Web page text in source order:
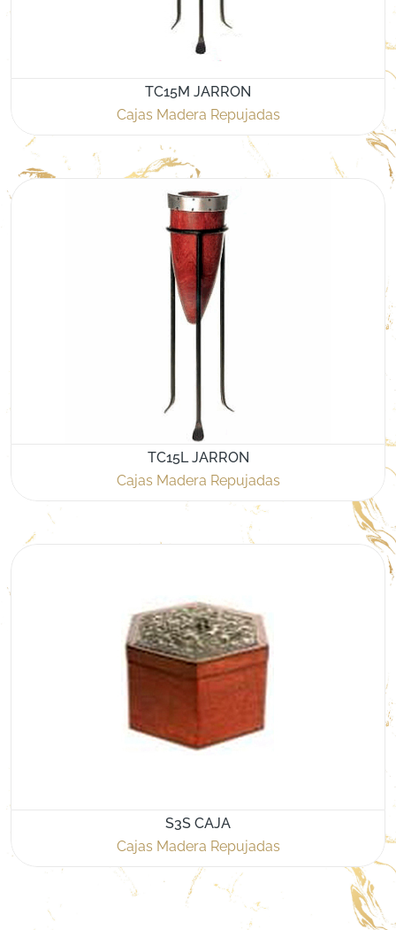
TC15M JARRON
Cajas Madera Repujadas
TC15L JARRON
Cajas Madera Repujadas
S3S CAJA
Cajas Madera Repujadas